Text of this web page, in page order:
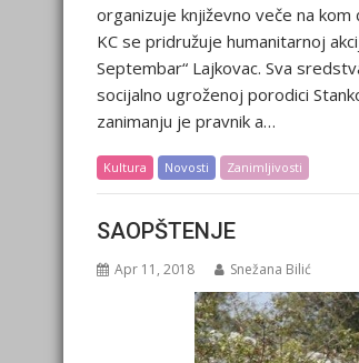
organizuje književno veče na kom
KC se pridružuje humanitarnoj
Septembar“ Lajkovac. Sva
socijalno ugroženoj porodici
zanimanju je pravnik a…
Kultura Novosti Zanimljivosti
SAOPŠTENJE
Apr 11, 2018 Snežana Bilić